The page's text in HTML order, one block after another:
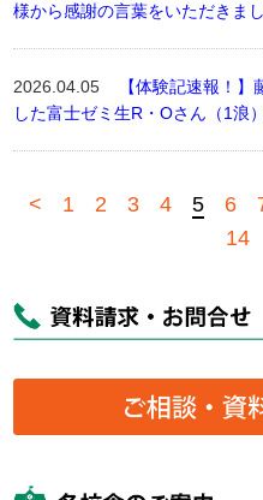
様から感謝の言葉をいただきま
2026.04.05
【体験記速報！
した富士ゼミ生R・Oさん（1浪
< 1 2 3 4 5 6
14